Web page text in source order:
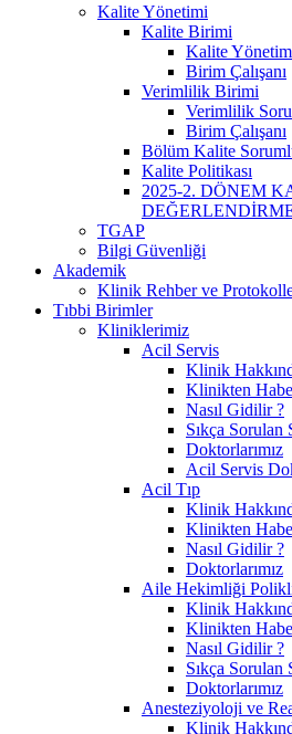
Kalite Yönetimi
Kalite Birimi
Kalite
Birim Çalışanı
Verimlilik Birimi
Verimlilik
Birim Çalışanı
Bölüm Kalite
Kalite Politikası
2025-2. DÖNEM
TGAP
Bilgi Güvenliği
Akademik
Klinik Rehber ve
Tıbbi Birimler
Kliniklerimiz
Acil Servis
Klinik
Klinikten
Nasıl Gidilir ?
Sıkça Sorulan
Doktorlarımız
Acil Servis
Acil Tıp
Klinik
Klinikten
Nasıl Gidilir ?
Doktorlarımız
Aile Hekimliği
Klinik
Klinikten
Nasıl Gidilir ?
Sıkça Sorulan
Doktorlarımız
Anesteziyoloji ve
Klinik